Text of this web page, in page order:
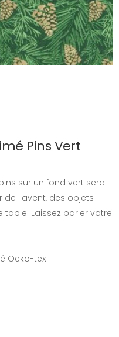
Pins Vert
sur un fond vert sera
de l'avent, des objets
Laissez parler votre
Oeko-tex